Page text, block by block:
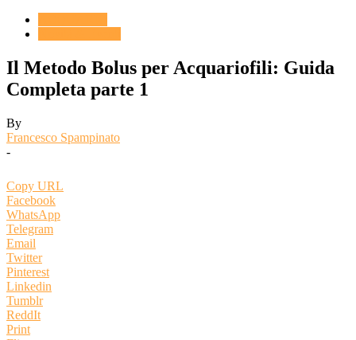
Il Metodo Bolus per Acquariofili: Guida
Completa parte 1
By
Francesco Spampinato
-
Copy URL
Facebook
WhatsApp
Telegram
Email
Twitter
Pinterest
Linkedin
Tumblr
ReddIt
Print